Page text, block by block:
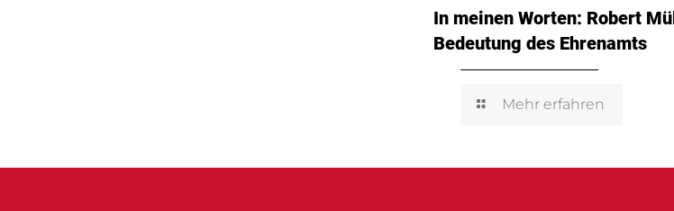
In meinen Worten: Robert
Bedeutung des Ehrenamts
Mehr erfahren